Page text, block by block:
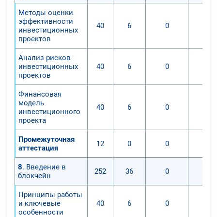
Методы оценки
эффективности
инвестиционных
проектов
40 6 0
Анализ рисков
инвестиционных
проектов
40 6 0
Финансовая
модель
инвестиционного
проекта
40 6 0
Промежуточная
аттестация
12 0 0
8. Введение в
блокчейн
252 36 0
Принципы работы
и ключевые
особенности
40 6 0